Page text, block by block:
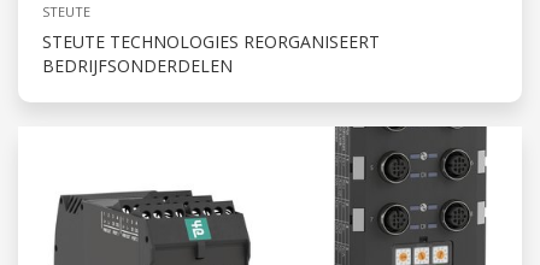
STEUTE
STEUTE TECHNOLOGIES REORGANISEERT
BEDRIJFSONDERDELEN